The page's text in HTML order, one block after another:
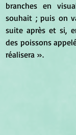
branches en
souhait ; puis on
suite après et si,
des poissons
réalisera ».